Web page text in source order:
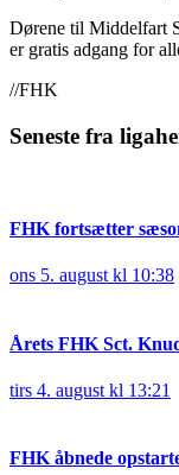
Dørene til Middelfart
er gratis adgang for
//FHK
Seneste fra
FHK fortsætter
ons 5. august kl 10:38
Årets FHK Sct.
tirs 4. august kl 13:21
FHK åbnede